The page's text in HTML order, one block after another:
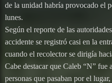
de la unidad habría provocado el
lunes.
Según el reporte de las
accidente se registró casi en la
cuando el recolector se dirigía
Cabe destacar que Caleb “N”
personas que pasaban por el